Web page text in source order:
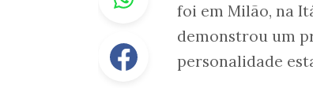
Facebook
foi em Milão, na
demonstrou um
personalidade